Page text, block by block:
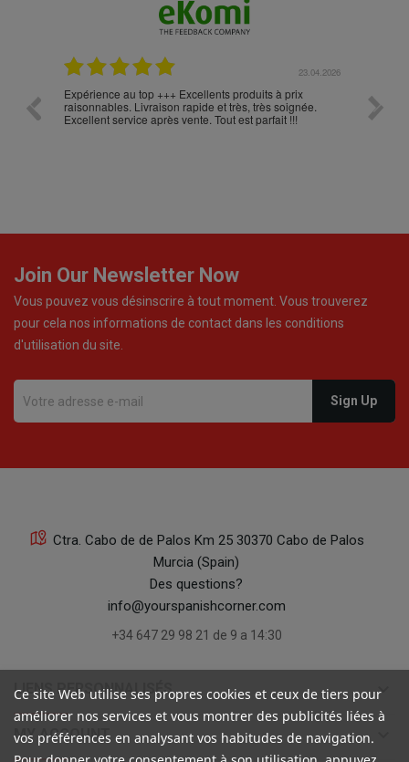
23.04.2026
Expérience au top +++ Excellents produits à prix
raisonnables. Livraison rapide et très, très soignée.
Excellent service après vente. Tout est parfait !!!
Join Our Newsletter Now
Vous pouvez vous désinscrire à tout moment. Vous trouverez
pour cela nos informations de contact dans les conditions
d'utilisation du site.
Ctra. Cabo de de Palos Km 25 30370 Cabo de Palos
Murcia (Spain)
Des questions?
info@yourspanishcorner.com
+34 647 29 98 21 de 9 a 14:30
LIENS PERSONNALISÉS keyboard_arrow_down
MY ACCOUNT keyboard_arrow_down
Ce site Web utilise ses propres cookies et ceux de tiers pour
améliorer nos services et vous montrer des publicités liées à
vos préférences en analysant vos habitudes de navigation.